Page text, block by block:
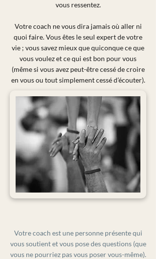
vous ressentez.
Votre coach ne vous dira jamais où aller ni
quoi faire. Vous êtes le seul expert de votre
vie ; vous savez mieux que quiconque ce que
vous voulez et ce qui est bon pour vous
(même si vous avez peut-être cessé de croire
en vous ou tout simplement cessé d’écouter).
Votre coach est une personne présente qui
vous soutient et vous pose des questions (que
vous ne pourriez pas vous poser vous-même).